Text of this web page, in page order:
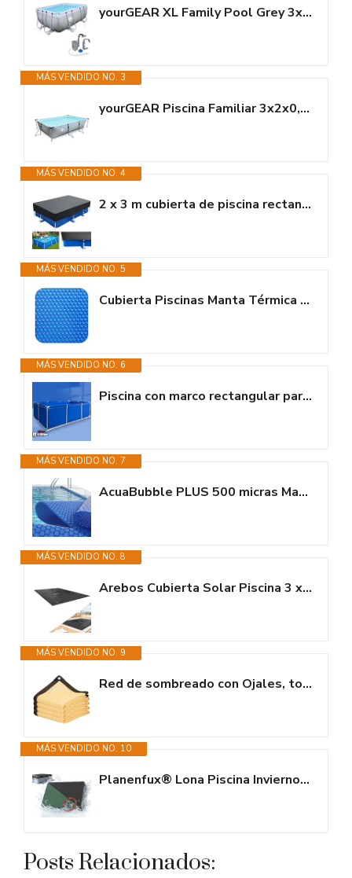
yourGEAR XL Family Pool Grey 3x2x1m con espumadero - Piscina con Estructura...
MÁS VENDIDO NO. 3
yourGEAR Piscina Familiar 3x2x0,7m con Marco de Acero Piscina Jardín XL...
MÁS VENDIDO NO. 4
2 x 3 m cubierta de piscina rectangular 300 x 200 cm cubierta rectangular...
MÁS VENDIDO NO. 5
Cubierta Piscinas Manta Térmica 600 Eco de 3 x 2 m SIN Ribete - Eficiencia...
MÁS VENDIDO NO. 6
Piscina con marco rectangular para exteriores, 1.6/2/3 pies de alto, color...
MÁS VENDIDO NO. 7
AcuaBubble PLUS 500 micras Manta térmica piscina - Fabricada en España I...
MÁS VENDIDO NO. 8
Arebos Cubierta Solar Piscina 3 x 2 m Negro | Lona Cuadrada Espesor 120 µm...
MÁS VENDIDO NO. 9
Red de sombreado con Ojales, toldo para jardín, 2 x 3 m, Red de Sombra,...
MÁS VENDIDO NO. 10
Planenfux® Lona Piscina Invierno Rectangular 3x2 | Cobertor Piscina...
Posts Relacionados: